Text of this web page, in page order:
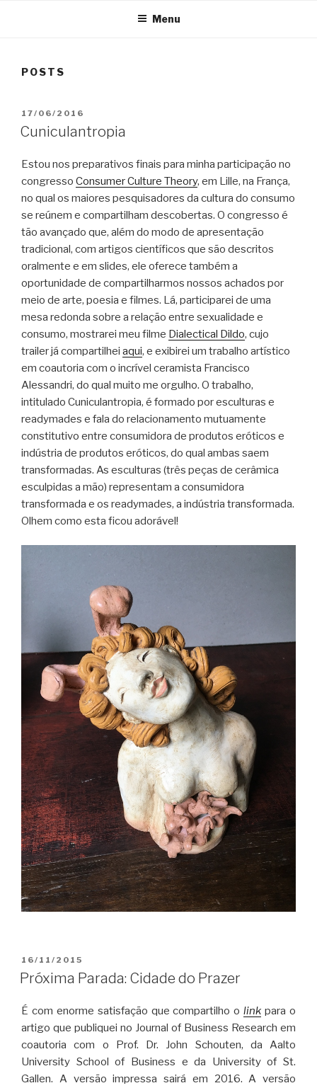
Menu
POSTS
POSTED
ON
17/06/2016
Cuniculantropia
Estou nos preparativos finais para minha participação no
congresso Consumer Culture Theory, em Lille, na França,
no qual os maiores pesquisadores da cultura do consumo
se reúnem e compartilham descobertas. O congresso é
tão avançado que, além do modo de apresentação
tradicional, com artigos científicos que são descritos
oralmente e em slides, ele oferece também a
oportunidade de compartilharmos nossos achados por
meio de arte, poesia e filmes. Lá, participarei de uma
mesa redonda sobre a relação entre sexualidade e
consumo, mostrarei meu filme Dialectical Dildo, cujo
trailer já compartilhei aqui, e exibirei um trabalho artístico
em coautoria com o incrível ceramista Francisco
Alessandri, do qual muito me orgulho. O trabalho,
intitulado Cuniculantropia, é formado por esculturas e
readymades e fala do relacionamento mutuamente
constitutivo entre consumidora de produtos eróticos e
indústria de produtos eróticos, do qual ambas saem
transformadas. As esculturas (três peças de cerâmica
esculpidas a mão) representam a consumidora
transformada e os readymades, a indústria transformada.
Olhem como esta ficou adorável!
POSTED
ON
16/11/2015
Próxima Parada: Cidade do Prazer
É com enorme satisfação que compartilho olink para o
artigo que publiquei no Journal of Business Research em
coautoria com o Prof. Dr. John Schouten, da Aalto
University School of Business e da University of St.
Gallen. A versão impressa sairá em 2016. A versão